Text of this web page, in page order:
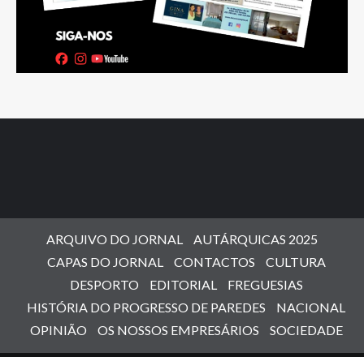
ARQUIVO DO JORNAL
AUTÁRQUICAS 2025
CAPAS DO JORNAL
CONTACTOS
CULTURA
DESPORTO
EDITORIAL
FREGUESIAS
HISTÓRIA DO PROGRESSO DE PAREDES
NACIONAL
OPINIÃO
OS NOSSOS EMPRESÁRIOS SOCIEDADE